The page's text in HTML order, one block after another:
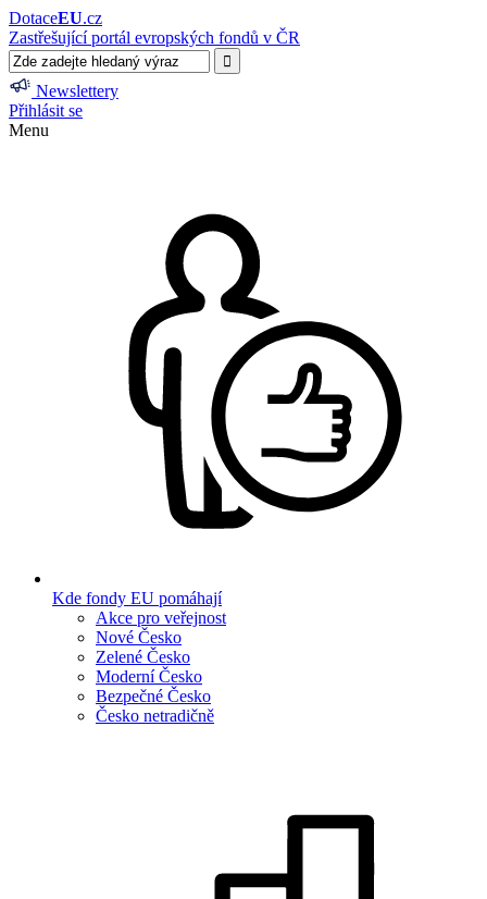
DotaceEU.cz
Zastřešující portál evropských fondů v ČR
Newslettery
Přihlásit se
Menu
Kde fondy EU pomáhají
Akce pro veřejnost
Nové Česko
Zelené Česko
Moderní Česko
Bezpečné Česko
Česko netradičně